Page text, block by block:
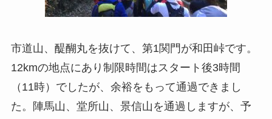
市道山、醍醐丸を抜けて、第1関門が和田峠です。
12kmの地点にあり制限時間はスタート後3時間
（11時）でしたが、余裕をもって通過できまし
た。陣馬山、堂所山、景信山を通過しますが、予